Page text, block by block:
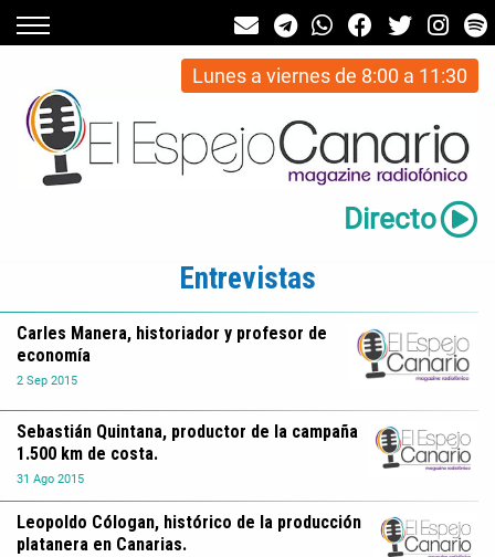
Lunes a viernes de 8:00 a 11:30
Directo
Entrevistas
2 Sep 2015
Carles Manera, historiador y profesor de
economía
31 Ago 2015
Sebastián Quintana, productor de la campaña
1.500 km de costa.
Leopoldo Cólogan, histórico de la producción
platanera en Canarias.